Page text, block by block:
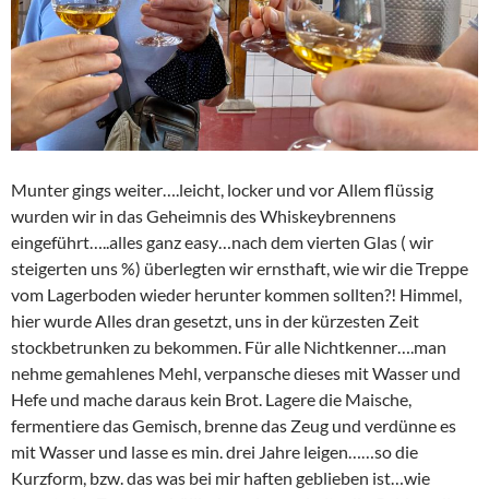
Munter gings weiter….leicht, locker und vor Allem flüssig
wurden wir in das Geheimnis des Whiskeybrennens
eingeführt…..alles ganz easy…nach dem vierten Glas ( wir
steigerten uns %) überlegten wir ernsthaft, wie wir die Treppe
vom Lagerboden wieder herunter kommen sollten?! Himmel,
hier wurde Alles dran gesetzt, uns in der kürzesten Zeit
stockbetrunken zu bekommen. Für alle Nichtkenner….man
nehme gemahlenes Mehl, verpansche dieses mit Wasser und
Hefe und mache daraus kein Brot. Lagere die Maische,
fermentiere das Gemisch, brenne das Zeug und verdünne es
mit Wasser und lasse es min. drei Jahre leigen……so die
Kurzform, bzw. das was bei mir haften geblieben ist…wie